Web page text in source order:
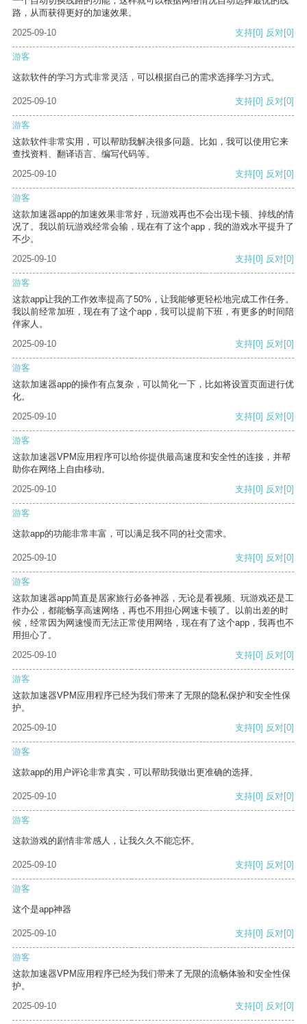
路，从而获得更好的加速效果。
2025-09-10
支持[0] 反对[0]
游客
这款软件的学习方式非常灵活，可以根据自己的需求选择学习方式。
2025-09-10 支持[0] 反对[0]
游客
这款软件非常实用，可以帮助我解决很多问题。比如，我可以使用它来
查找资料、翻译语言、编写代码等。
2025-09-10
支持[0] 反对[0]
游客
这款加速器app的加速效果非常好，玩游戏再也不会出现卡顿、掉线的情
况了。我以前玩游戏经常会输，现在有了这个app，我的游戏水平提升了
不少。
2025-09-10
支持[0] 反对[0]
游客
这款app让我的工作效率提高了50%，让我能够更轻松地完成工作任务。
我以前经常加班，现在有了这个app，我可以提前下班，有更多的时间陪
伴家人。
2025-09-10
支持[0] 反对[0]
游客
这款加速器app的操作有点复杂，可以简化一下，比如将设置页面进行优
化。
2025-09-10
支持[0] 反对[0]
游客
这款加速器VPM应用程序可以给你提供最高速度和安全性的连接，并帮
助你在网络上自由移动。
2025-09-10
支持[0] 反对[0]
游客
这款app的功能非常丰富，可以满足我不同的社交需求。
2025-09-10 支持[0] 反对[0]
游客
这款加速器app简直是居家旅行必备神器，无论是看视频、玩游戏还是工
作办公，都能畅享高速网络，再也不用担心网速卡顿了。以前出差的时
候，经常因为网速慢而无法正常使用网络，现在有了这个app，我再也不
用担心了。
2025-09-10
支持[0] 反对[0]
游客
这款加速器VPM应用程序已经为我们带来了无限的隐私保护和安全性保
护。
2025-09-10
支持[0] 反对[0]
游客
这款app的用户评论非常真实，可以帮助我做出更准确的选择。
2025-09-10 支持[0] 反对[0]
游客
这款游戏的剧情非常感人，让我久久不能忘怀。
2025-09-10 支持[0] 反对[0]
游客
这个是app神器
2025-09-10 支持[0] 反对[0]
游客
这款加速器VPM应用程序已经为我们带来了无限的流畅体验和安全性保
护。
2025-09-10
支持[0] 反对[0]